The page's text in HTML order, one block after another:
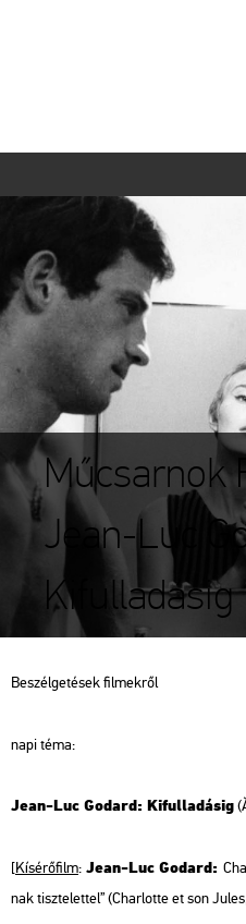
Műcsarnok
Jean-Luc
Kifulladásig
Be­szél­ge­té­sek fil­mek­ről
napi téma:
Jean-Luc Go­dard: Ki­ful­la­dá­sig(
[Kí­sé­rő­film: Jean-Luc Go­dard:
nak tisz­te­let­tel”(Char­lot­te et son Jules